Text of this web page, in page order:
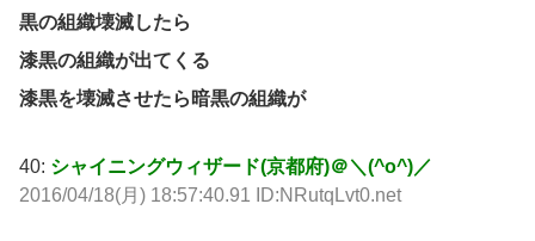
黒の組織壊滅したら
漆黒の組織が出てくる
漆黒を壊滅させたら暗黒の組織が
40: シャイニングウィザード(京都府)＠＼(^o^)／
2016/04/18(月) 18:57:40.91 ID:NRutqLvt0.net